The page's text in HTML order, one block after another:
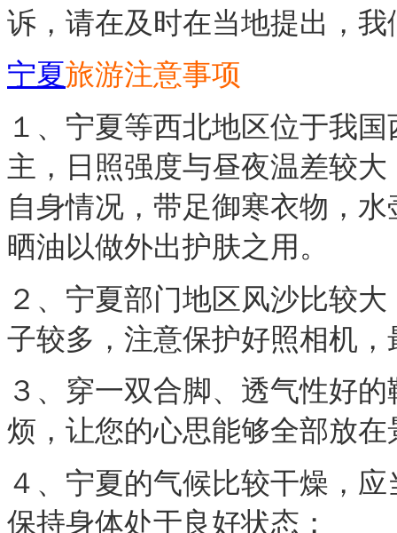
诉，请在及时在当地提出，
宁夏旅游注意事项
１、宁夏等西北地区位于我
主，日照强度与昼夜温差较
自身情况，带足御寒衣物，
晒油以做外出护肤之用。
２、宁夏部门地区风沙比较
子较多，注意保护好照相
３、穿一双合脚、透气性好
烦，让您的心思能够全部
４、宁夏的气候比较干燥，
保持身体处于良好状态；